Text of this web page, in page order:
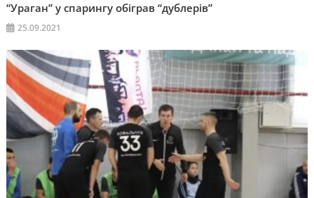
“Ураган” у спарингу обіграв “дублерів”
25.09.2021